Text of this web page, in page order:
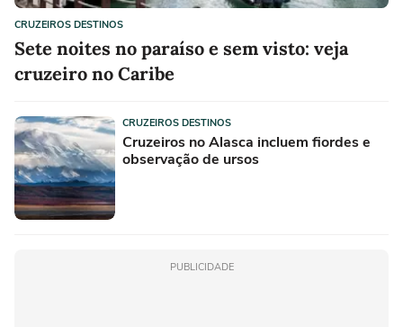
CRUZEIROS DESTINOS
Sete noites no paraíso e sem visto: veja
cruzeiro no Caribe
CRUZEIROS DESTINOS
Cruzeiros no Alasca incluem fiordes e
observação de ursos
PUBLICIDADE